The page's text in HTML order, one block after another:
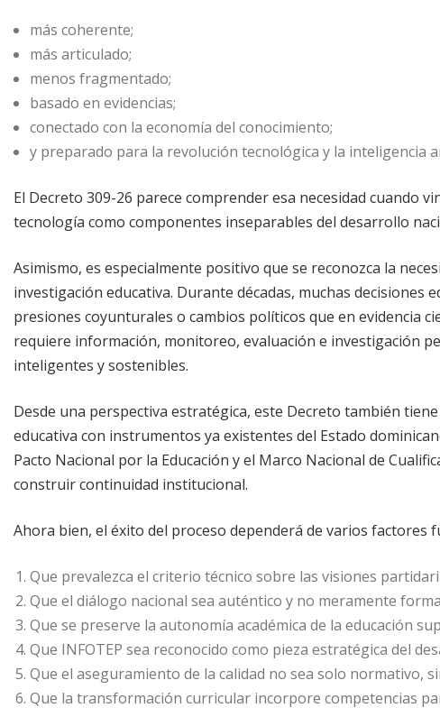
más coherente;
más articulado;
menos fragmentado;
basado en evidencias;
conectado con la economía del conocimiento;
y preparado para la revolución tecnológica y la inteligencia
El Decreto 309-26 parece comprender esa necesidad cuando
tecnología como componentes inseparables del desarrollo
Asimismo, es especialmente positivo que se reconozca la
investigación educativa. Durante décadas, muchas decisiones
presiones coyunturales o cambios políticos que en evidencia
requiere información, monitoreo, evaluación e investigación
inteligentes y sostenibles.
Desde una perspectiva estratégica, este Decreto también
educativa con instrumentos ya existentes del Estado
Pacto Nacional por la Educación y el Marco Nacional de
construir continuidad institucional.
Ahora bien, el éxito del proceso dependerá de varios factores
Que prevalezca el criterio técnico sobre las visiones
Que el diálogo nacional sea auténtico y no meramente
Que se preserve la autonomía académica de la educación
Que INFOTEP sea reconocido como pieza estratégica del
Que el aseguramiento de la calidad no sea solo normativo,
Que la transformación curricular incorpore competencias